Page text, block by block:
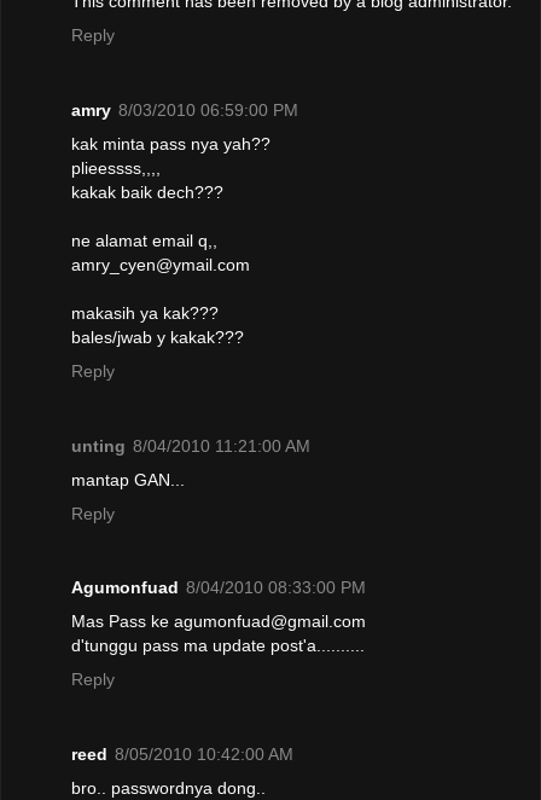
Reply
amry 8/03/2010 06:59:00 PM
kak minta pass nya yah??
plieessss,,,,
kakak baik dech???
ne alamat email q,,
amry_cyen@ymail.com
makasih ya kak???
bales/jwab y kakak???
Reply
unting 8/04/2010 11:21:00 AM
mantap GAN...
Reply
Agumonfuad 8/04/2010 08:33:00 PM
Mas Pass ke agumonfuad@gmail.com
d'tunggu pass ma update post'a..........
Reply
reed 8/05/2010 10:42:00 AM
bro.. passwordnya dong..